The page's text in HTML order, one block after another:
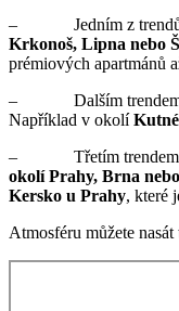
– Jedním z trendů je
Krkonoš, Lipna nebo
prémiových apartmánů
– Dalším trendem
Například v okolí
– Třetím trendem je
okolí Prahy, Brna
Kersko u Prahy, které
Atmosféru můžete nasát